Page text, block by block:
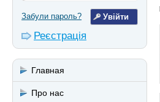
Забули пароль?
Реєстрація
Главная
Про нас